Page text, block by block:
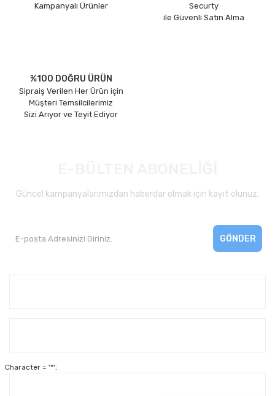
Kampanyalı Ürünler
Securty
ile Güvenli Satın Alma
%100 DOĞRU ÜRÜN
Sipraiş Verilen Her Ürün için
Müşteri Temsilcilerimiz
Sizi Arıyor ve Teyit Ediyor
Güncel kampanyalarımızdan haberdar olmak için kayıt olunuz.
GÖNDER
Character = '*';